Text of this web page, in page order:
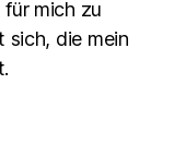
mich zu
sich, die mein